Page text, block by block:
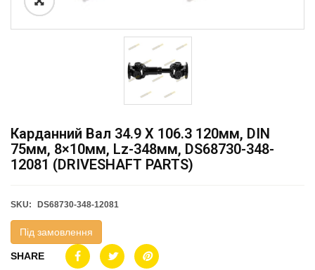
Карданний Вал 34.9 X 106.3 120мм, DIN
75мм, 8×10мм, Lz-348мм, DS68730-348-
12081 (DRIVESHAFT PARTS)
SKU: DS68730-348-12081
Під замовлення
SHARE